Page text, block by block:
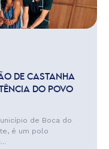
DE CASTANHA
DO POVO
de Boca do
é um polo